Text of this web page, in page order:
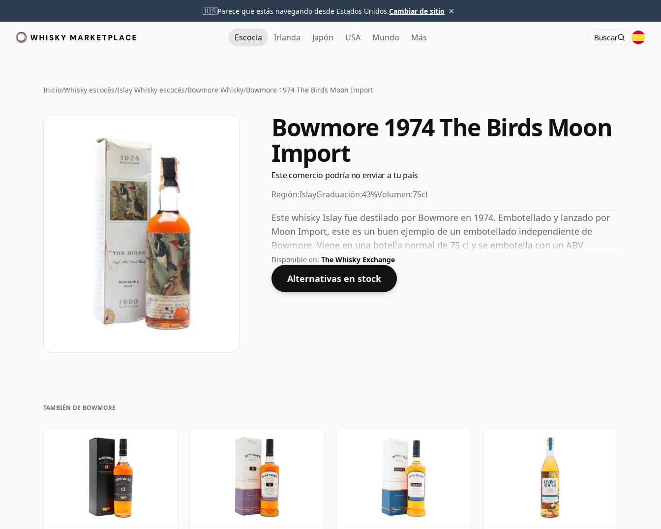
🇺🇸Parece que estás navegando desde Estados Unidos.Cambiar de sitio ×
Escocia Irlanda Japón USA Mundo Más Buscar
Inicio/Whisky escocés/Islay Whisky escocés/Bowmore Whisky/Bowmore 1974 The Birds Moon Import
Bowmore 1974 The Birds Moon
Import
Este comercio podría no enviar a tu país
Región:IslayGraduación:43%Volumen:75cl
Este whisky Islay fue destilado por Bowmore en 1974. Embotellado y lanzado por
Moon Import, este es un buen ejemplo de un embotellado independiente de
Bowmore. Viene en una botella normal de 75 cl y se embotella con un ABV
saludable del 43%.
Disponible en: The Whisky Exchange
Alternativas en stock
TAMBIÉN DE BOWMORE